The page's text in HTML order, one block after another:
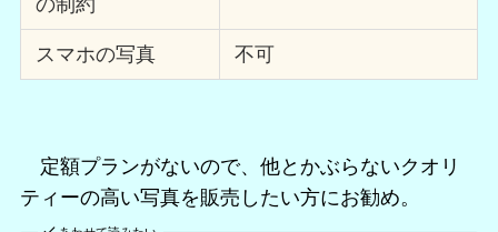
スマホの写真 不可
定額プランがないので、他とかぶらないクオリ
ティーの高い写真を販売したい方にお勧め。